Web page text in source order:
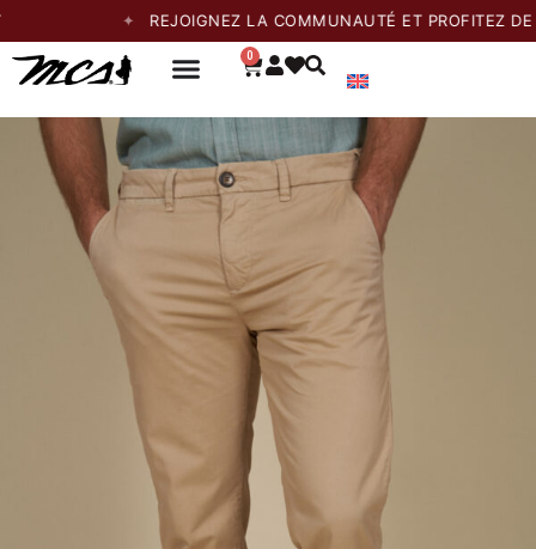
REJOIGNEZ LA COMMUNAUTÉ ET PROFITEZ DE 20%
0